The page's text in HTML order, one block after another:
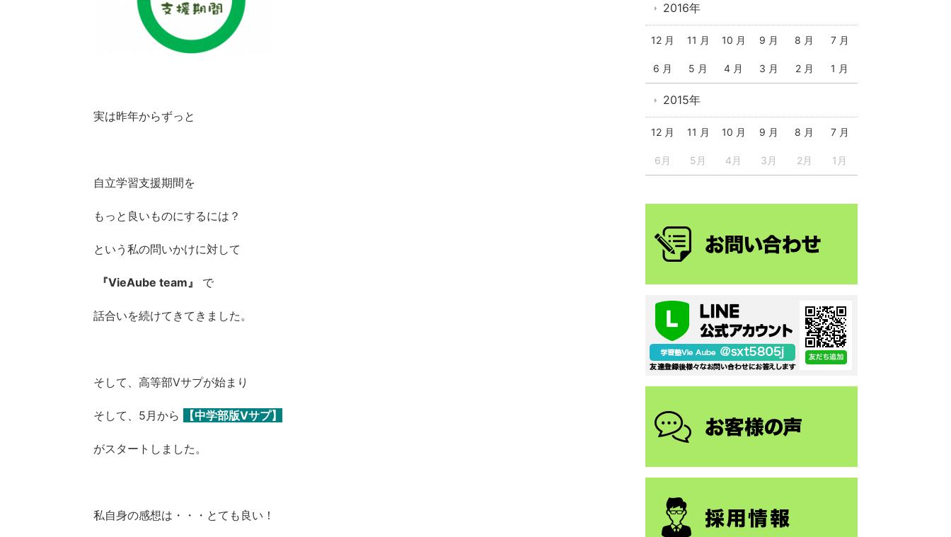
実は昨年からずっと
自立学習支援期間を
もっと良いものにするには？
という私の問いかけに対して
『VieAube team』 で
話合いを続けてきてきました。
そして、高等部Vサプが始まり
そして、5月から 【中学部版Vサプ】
がスタートしました。
私自身の感想は・・・とても良い！
2016年
12 月 11 月 10 月 9 月 8 月 7 月
6 月 5 月 4 月 3 月 2 月 1 月
2015年
12 月 11 月 10 月 9 月 8 月 7 月
6月 5月 4月 3月 2月 1月